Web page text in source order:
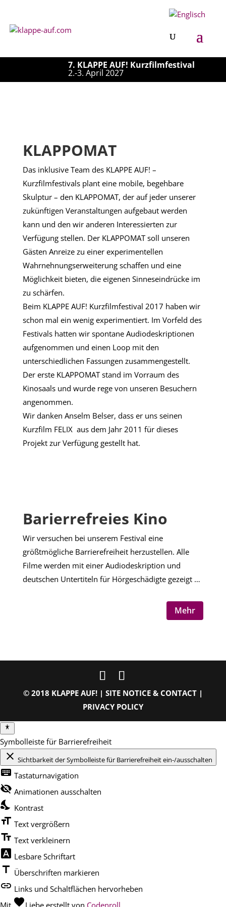
7. KLAPPE AUF! Kurzfilmfestival
2.-3. April 2027
KLAPPOMAT
Das inklusive Team des KLAPPE AUF! –
Kurzfilmfestivals plant eine mobile, begehbare
Skulptur – den KLAPPOMAT, der auf jeder unserer
zukünftigen Veranstaltungen aufgebaut werden
kann und den wir anderen Interessierten zur
Verfügung stellen. Der KLAPPOMAT soll unseren
Gästen Anreize zu einer experimentellen
Wahrnehnungserweiterung schaffen und eine
Möglichkeit bieten, die eigenen Sinneseindrücke im
zu schärfen.
Beim KLAPPE AUF! Kurzfilmfestival 2017 haben wir
schon mal ein wenig experimentiert. Im Vorfeld des
Festivals hatten wir spontane Audiodeskriptionen
aufgenommen und einen Loop mit den
unterschiedlichen Fassungen zusammengestellt.
Der erste KLAPPOMAT stand im Vorraum des
Kinosaals und wurde rege von unseren Besuchern
angenommen.
Wir danken Anselm Belser, dass er uns seinen
Kurzfilm FELIX aus dem Jahr 2011 für dieses
Projekt zur Verfügung gestellt hat.
Barierrefreies Kino
Wir versuchen bei unserem Festival eine
größtmögliche Barrierefreiheit herzustellen. Alle
Filme werden mit einer Audiodeskription und
deutschen Untertiteln für Hörgeschädigte gezeigt …
Mehr
© 2018 KLAPPE AUF! | SITE NOTICE & CONTACT|
PRIVACY POLICY
Symbolleiste für Barrierefreiheit
close Sichtbarkeit der Symbolleiste für Barrierefreiheit ein-/ausschalten
keyboard Tastaturnavigation
visibility_off Animationen ausschalten
nights_stay Kontrast
format_size Text vergrößern
text_fields Text verkleinern
font_download Lesbare Schriftart
title Überschriften markieren
link Links und Schaltflächen hervorheben
Mit favoriteLiebe erstellt von Codenroll